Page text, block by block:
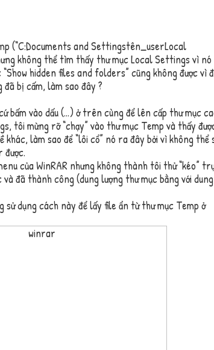
(“C:Documents and Settingstên_userLocal
không thể tìm thấy thư mục Local Settings vì nó
hidden files and folders” cũng không được vì
bị cấm, làm sao đây ?
bấm vào dấu (…) ở trên cùng để lên cấp thư mục
tôi mừng rỡ “chạy” vào thư mục Temp và thấy
làm sao để “lôi cổ” nó ra đây bởi vì không thể
của WinRAR nhưng không thành tôi thử “kéo”
đã thành công (dung lượng thư mục bằng với dung
dụng cách này để lấy file ẩn từ thư mục Temp ở